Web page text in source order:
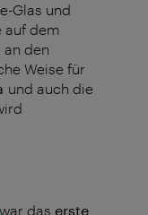
Glas und
auf dem
an den
Weise für
und auch die
war das erste